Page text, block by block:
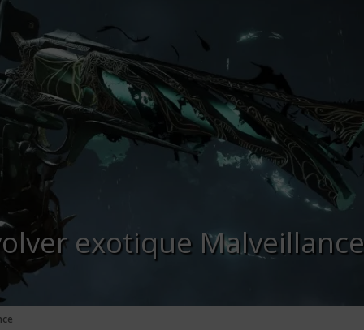
exotique Malveillance